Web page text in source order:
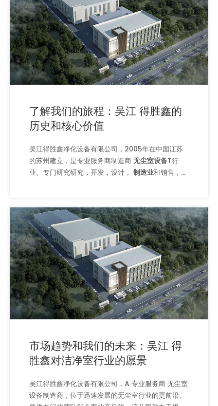
了解我们的旅程：吴江 得胜鑫的
历史和核心价值
吴江得胜鑫净化设备有限公司，2005年在中国江苏
的苏州建立，是专业服务商制造商 无尘室设备T行
业。专门研究研究，开发，设计， 制造业和销售，该
口 es，以及各种空气过滤器。在创新，质量和以客户
为中心的核心价值的指导下，吴江得胜鑫确保及时交
付并保持严格的质量控制措施。通过其网站
Newair.Tech和Direct Communication渠道拥有
全球业务，该公司为跨国际市场的客户提供服务，并
仍致力于持续改进和卓越行业。
市场趋势和我们的未来：吴江 得
胜鑫对洁净室行业的愿景
吴江得胜鑫净化设备有限公司，A 专业服务商 无尘室
设备制造商，位于迅速发展的无尘室行业的更前沿。